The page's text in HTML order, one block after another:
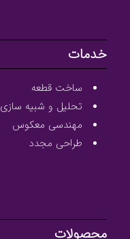
خدمات
ساخت قطعه
تحلیل و شبیه سازی
مهندسی معکوس
طراحی مجدد
محصولات